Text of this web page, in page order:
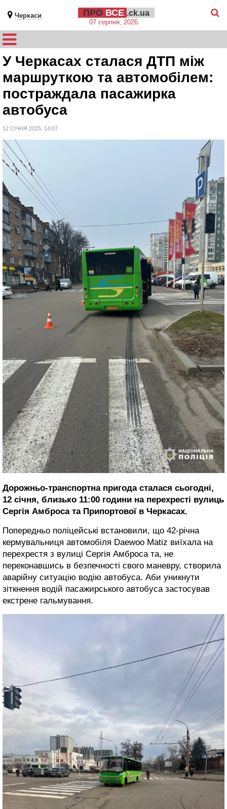
Черкаси ПРО ВСЕ .ck.ua
07 серпня, 2026
У Черкасах сталася ДТП між
маршруткою та автомобілем:
постраждала пасажирка
автобуса
12 СІЧНЯ 2025, 14:07
Дорожньо-транспортна пригода сталася сьогодні,
12 січня, близько 11:00 години на перехресті вулиць
Сергія Амброса та Припортової в Черкасах.
Попередньо поліцейські встановили, що 42-річна
кермувальниця автомобіля Daewoo Matiz виїхала на
перехрестя з вулиці Сергія Амброса та, не
переконавшись в безпечності свого маневру, створила
аварійну ситуацію водію автобуса. Аби уникнути
зіткнення водій пасажирського автобуса застосував
екстрене гальмування.